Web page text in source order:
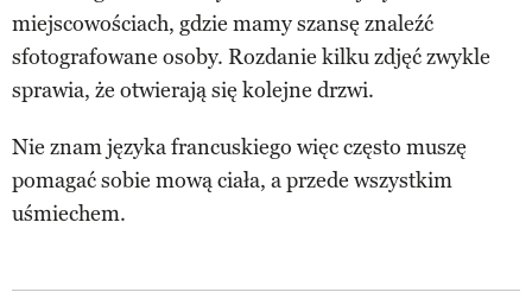
miejscowościach, gdzie mamy szansę znaleźć
sfotografowane osoby. Rozdanie kilku zdjęć zwykle
sprawia, że otwierają się kolejne drzwi.
Nie znam języka francuskiego więc często muszę
pomagać sobie mową ciała, a przede wszystkim
uśmiechem.